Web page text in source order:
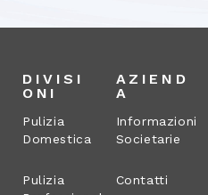
DIVISI
ONI
Pulizia
Domestica
Pulizia
AZIEND
A
Informazioni
Societarie
Contatti